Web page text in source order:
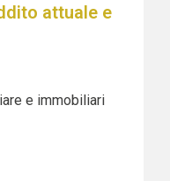
attuale e
e immobiliari